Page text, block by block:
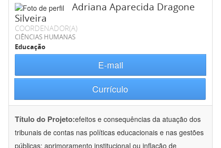
Adriana Aparecida Dragone
Silveira
COORDENADOR(A)
CIÊNCIAS HUMANAS
Educação
E-mail
Currículo
Título do Projeto:efeitos e consequências da atuação dos
tribunais de contas nas políticas educacionais e nas gestões
públicas: aprimoramento institucional ou inflação de